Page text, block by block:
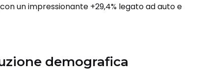
un impressionante +29,4% legato ad auto e
demografica